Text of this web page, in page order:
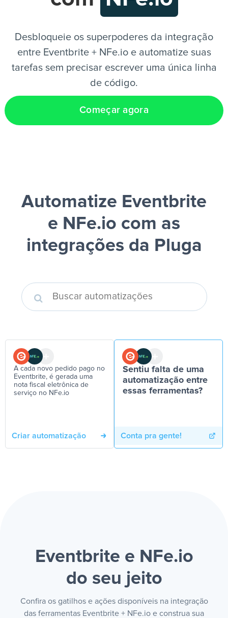
Desbloqueie os superpoderes da integração
entre Eventbrite + NFe.io e automatize suas
tarefas sem precisar escrever uma única linha
de código.
Começar agora
Automatize Eventbrite
e NFe.io com as
integrações da Pluga
A cada novo pedido pago no
Eventbrite, é gerada uma
nota fiscal eletrônica de
serviço no NFe.io
Criar automatização
Sentiu falta de uma
automatização entre
essas ferramentas?
Conta pra gente!
Eventbrite e NFe.io
do seu jeito
Confira os gatilhos e ações disponíveis na integração
das ferramentas Eventbrite + NFe.io e construa sua